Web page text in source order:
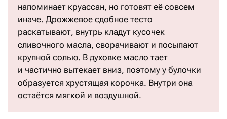
напоминает круассан, но готовят её совсем
иначе. Дрожжевое сдобное тесто
раскатывают, внутрь кладут кусочек
сливочного масла, сворачивают и посыпают
крупной солью. В духовке масло тает
и частично вытекает вниз, поэтому у булочки
образуется хрустящая корочка. Внутри она
остаётся мягкой и воздушной.